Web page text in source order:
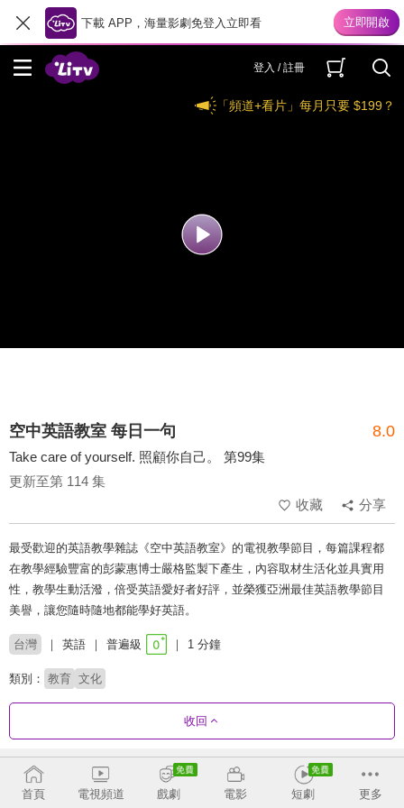
下載 APP，海量影劇免登入立即看
登入 / 註冊
「頻道+看片」每月只要 $199？
空中英語教室 每日一句 8.0
Take care of yourself. 照顧你自己。 第99集
更新至第 114 集
收藏
分享
最受歡迎的英語教學雜誌《空中英語教室》的電視教學節目，每篇課程都
在教學經驗豐富的彭蒙惠博士嚴格監製下產生，內容取材生活化並具實用
性，教學生動活潑，倍受英語愛好者好評，並榮獲亞洲最佳英語教學節目
美譽，讓您隨時隨地都能學好英語。
台灣 英語 普遍級 1 分鐘
類別： 教育 文化
收回
劇集列表 反序
首頁 電視頻道 戲劇 電影 短劇 更多